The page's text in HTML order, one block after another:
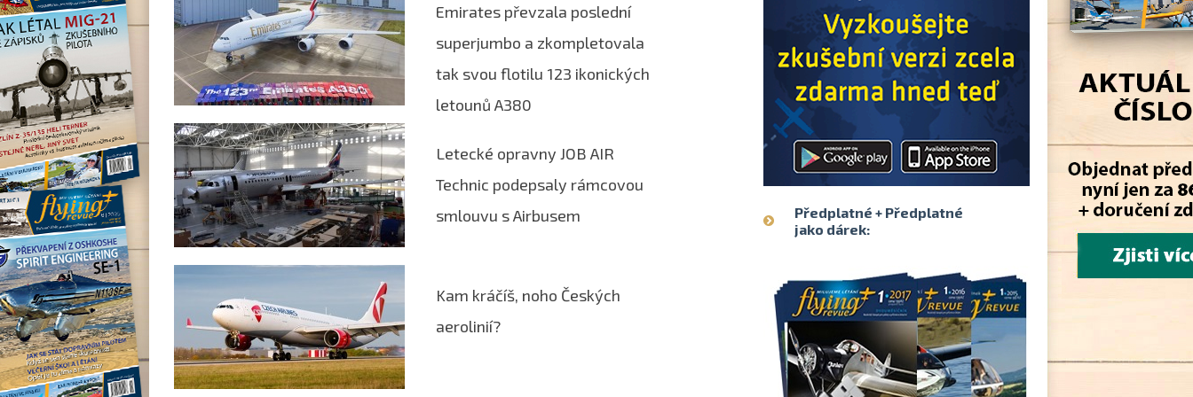
Emirates převzala poslední
superjumbo a zkompletovala
tak svou flotilu 123 ikonických
letounů A380
Letecké opravny JOB AIR
Technic podepsaly rámcovou
smlouvu s Airbusem
Kam kráčíš, noho Českých
aerolinií?
Předplatné + Předplatné
jako dárek: